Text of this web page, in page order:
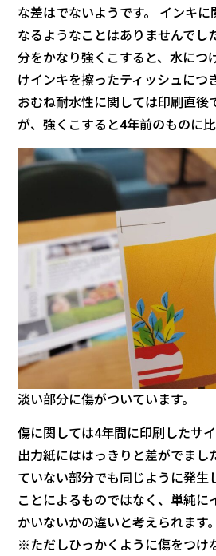
な差はでないようです。 インキに
なるようなことはありませんでし
分をかなり強くこすると、水につ
けインキを擦ったティッシュにつ
おむね耐水性に関しては印刷直後
が、強くこすると4年前のものに比
淡い部分に傷がついています。
傷に関しては4年間に印刷したサ
出力紙にははっきりと差がでまし
ていない部分でも同じように発生
ことによるものではなく、単純に
かいないかの違いと考えられます。
※ただしひっかくように傷をつけ